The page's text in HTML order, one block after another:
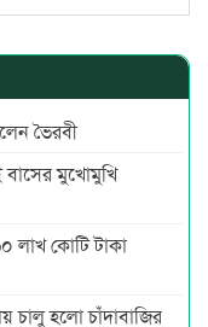
ভৈরবী
বাসের মুখোমুখি
লাখ কোটি টাকা
চালু হলো চাঁদাবাজির